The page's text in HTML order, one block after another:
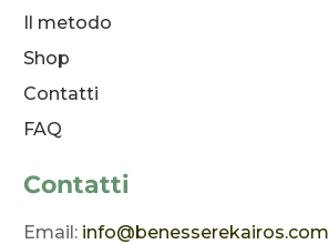
Il metodo
Shop
Contatti
FAQ
Contatti
Email: info@benesserekairos.com